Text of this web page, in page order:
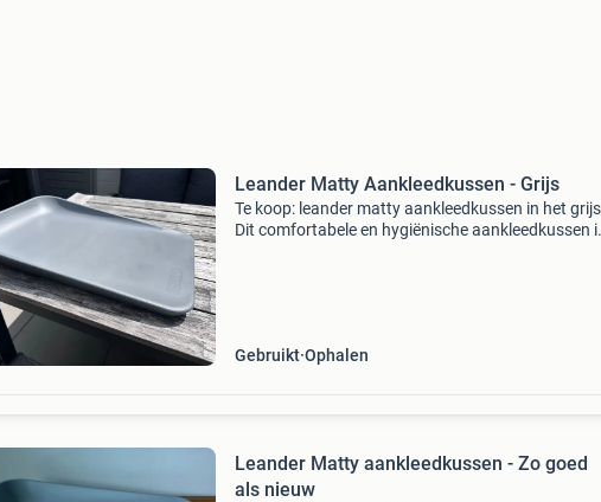
Leander Matty Aankleedkussen - Grijs
Te koop: leander matty aankleedkussen in het
Dit comfortabele en hygiënische aankleedkussen
Gebruikt Ophalen
Leander Matty aankleedkussen - Zo goed
als nieuw